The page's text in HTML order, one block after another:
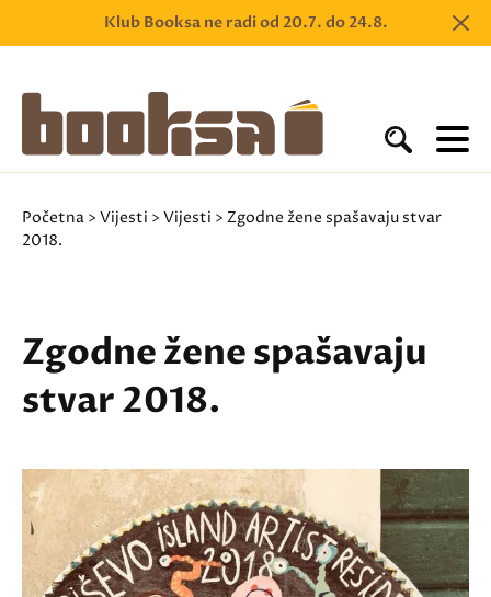
Klub Booksa ne radi od 20.7. do 24.8.
Početna > Vijesti > Vijesti > Zgodne žene spašavaju stvar
2018.
Zgodne žene spašavaju
stvar 2018.